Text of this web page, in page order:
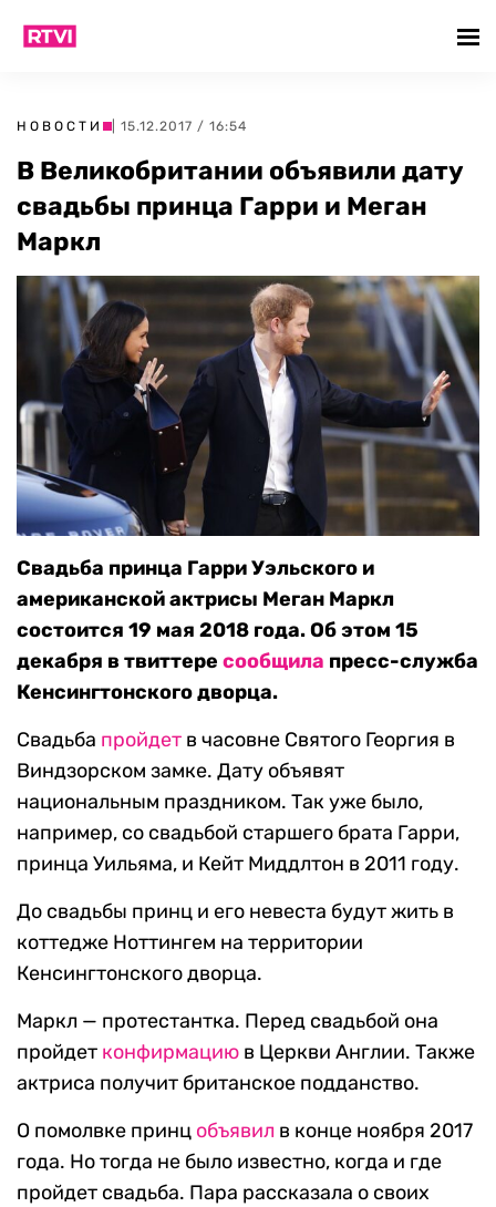
НОВОСТИ | 15.12.2017 / 16:54
В Великобритании объявили дату
свадьбы принца Гарри и Меган
Маркл
Свадьба принца Гарри Уэльского и
американской актрисы Меган Маркл
состоится 19 мая 2018 года. Об этом 15
декабря в твиттере сообщила пресс-служба
Кенсингтонского дворца.
Свадьба пройдет в часовне Святого Георгия в
Виндзорском замке. Дату объявят
национальным праздником. Так уже было,
например, со свадьбой старшего брата Гарри,
принца Уильяма, и Кейт Миддлтон в 2011 году.
До свадьбы принц и его невеста будут жить в
коттедже Ноттингем на территории
Кенсингтонского дворца.
Маркл — протестантка. Перед свадьбой она
пройдет конфирмацию в Церкви Англии. Также
актриса получит британское подданство.
О помолвке принц объявил в конце ноября 2017
года. Но тогда не было известно, когда и где
пройдет свадьба. Пара рассказала о своих